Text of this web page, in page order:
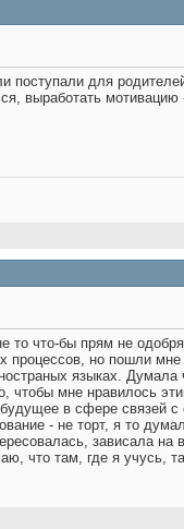
поступали для
выработать
то что-бы прям не
процессов, но пошли
языках.
чтобы мне нравилось
в сфере связей
- не торт, я то
зависала
что там, где я учусь,